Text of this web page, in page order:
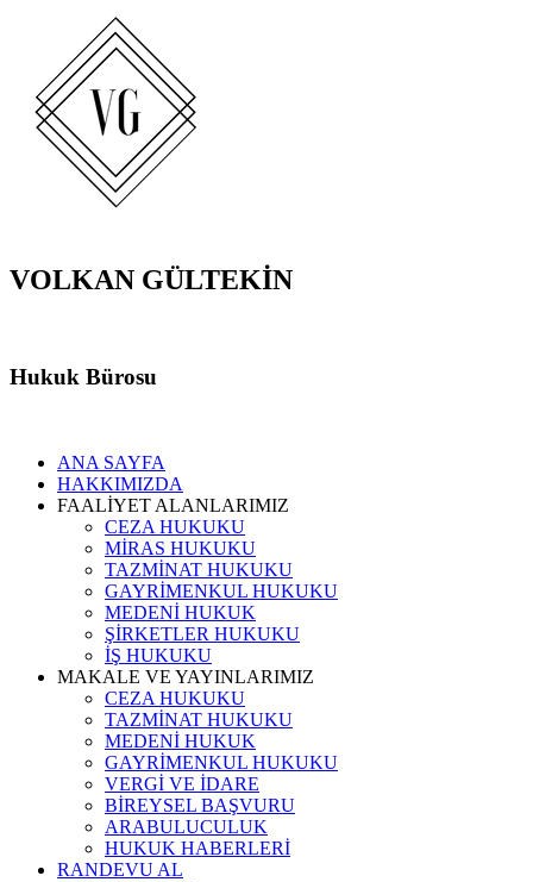
VOLKAN GÜLTEKİN
Hukuk Bürosu
ANA SAYFA
HAKKIMIZDA
FAALİYET ALANLARIMIZ
CEZA HUKUKU
MİRAS HUKUKU
TAZMİNAT HUKUKU
GAYRİMENKUL HUKUKU
MEDENİ HUKUK
ŞİRKETLER HUKUKU
İŞ HUKUKU
MAKALE VE YAYINLARIMIZ
CEZA HUKUKU
TAZMİNAT HUKUKU
MEDENİ HUKUK
GAYRİMENKUL HUKUKU
VERGİ VE İDARE
BİREYSEL BAŞVURU
ARABULUCULUK
HUKUK HABERLERİ
RANDEVU AL